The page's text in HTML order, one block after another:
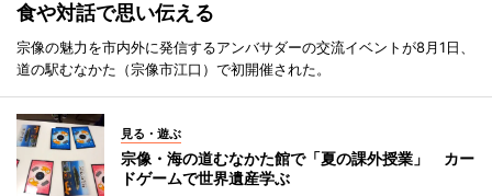
食や対話で思い伝える
宗像の魅力を市内外に発信するアンバサダーの交流イベントが8月1日、
道の駅むなかた（宗像市江口）で初開催された。
見る・遊ぶ
宗像・海の道むなかた館で「夏の課外授業」 カー
ドゲームで世界遺産学ぶ